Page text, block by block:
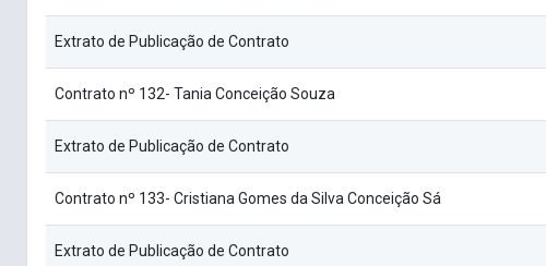
Extrato de Publicação de Contrato
Contrato nº 132- Tania Conceição Souza
Extrato de Publicação de Contrato
Contrato nº 133- Cristiana Gomes da Silva Conceição Sá
Extrato de Publicação de Contrato